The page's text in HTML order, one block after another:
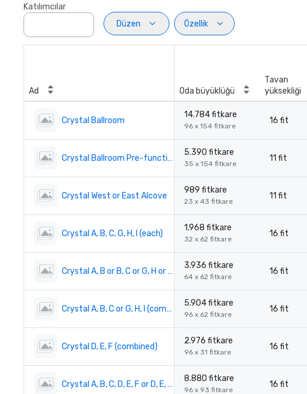
Katılımcılar
Düzen
Özellik
Ad Oda büyüklüğü
Tavan
yüksekliği
Crystal Ballroom
14.784 fitkare
96 x 154 fitkare
16 fit
Crystal Ballroom Pre-function
5.390 fitkare
35 x 154 fitkare
11 fit
Crystal West or East Alcove
989 fitkare
23 x 43 fitkare
11 fit
Crystal A, B, C, G, H, I (each)
1.968 fitkare
32 x 62 fitkare
16 fit
Crystal A, B or B, C or G, H or H, I (combined)
3.936 fitkare
64 x 62 fitkare
16 fit
Crystal A, B, C or G, H, I (combined)
5.904 fitkare
96 x 62 fitkare
16 fit
Crystal D, E, F (combined)
2.976 fitkare
96 x 31 fitkare
16 fit
Crystal A, B, C, D, E, F or D, E, F, G, H, I (combined)
8.880 fitkare
96 x 93 fitkare
16 fit